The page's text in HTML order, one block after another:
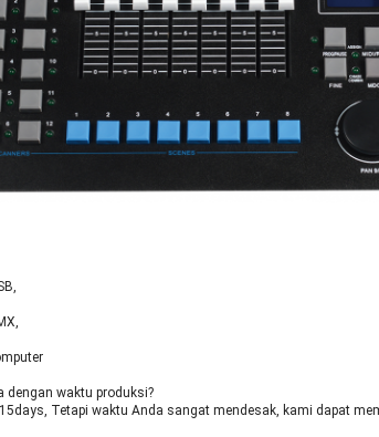
dengan waktu produksi?
Tetapi waktu Anda sangat mendesak, kami dapat